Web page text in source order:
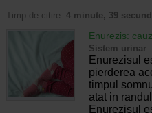
Timp de citire: 4 minute, 39
Enurezis:
Sistem urinar
Enurezisul
pierderea
timpul
atat in
Enurezisul